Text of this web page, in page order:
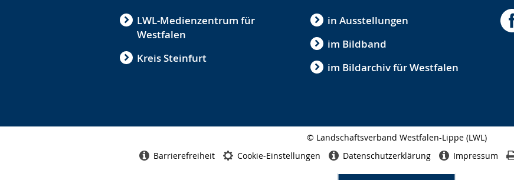
LWL-Medienzentrum für
Westfalen
Kreis Steinfurt
in Ausstellungen
im Bildband
im Bildarchiv für Westfalen
© Landschaftsverband Westfalen-Lippe (LWL)
Barrierefreiheit Cookie-Einstellungen Datenschutzerklärung Impressum